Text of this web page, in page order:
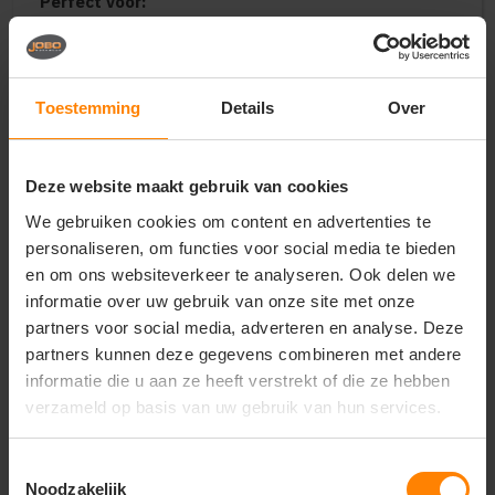
Toestemming Details Over
Deze website maakt gebruik van cookies
We gebruiken cookies om content en advertenties te
personaliseren, om functies voor social media te bieden
en om ons websiteverkeer te analyseren. Ook delen we
informatie over uw gebruik van onze site met onze
partners voor social media, adverteren en analyse. Deze
partners kunnen deze gegevens combineren met andere
informatie die u aan ze heeft verstrekt of die ze hebben
verzameld op basis van uw gebruik van hun services.
Noodzakelijk
Modieuze en representatieve bedrijfskleding voor
de retail, hospitality en zakelijke dienstverlening
Uniforme kleding voor beurscrews, gastvrouwen,
adviseurs en promotieteams
Belangrijkste kenmerken:
Materiaal:Premium materiaalmix met een
unieke, ademende en comfortabele piqué-textuur
Design:Eigentijdse look met een volledige
ritssluiting, opstaande kraag en subtiele steekzakken
Comfortabele unisex-pasvorm die zorgt
voor een gestroomlijnd en professioneel teamimago
Duurzaamheid:Vormvast en kleurvast materiaal
dat speciaal is ontworpen om langdurig mooi te
blijven
Stijl:Veelzijdig te dragen, zowel casual open als